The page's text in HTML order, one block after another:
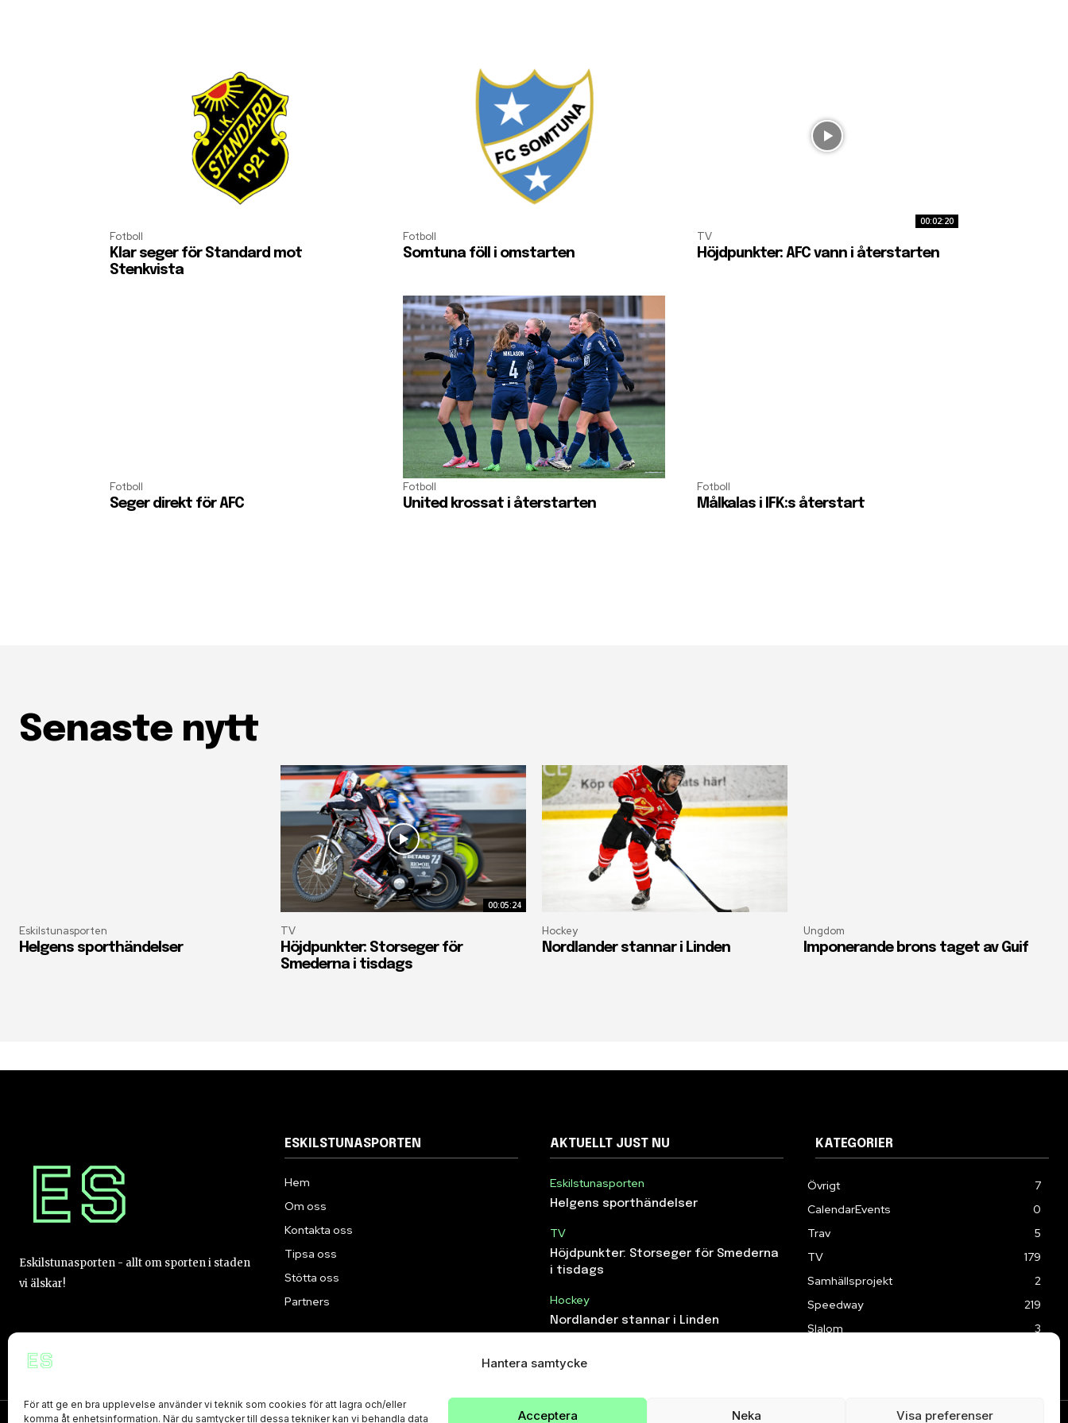
Hantera samtycke
För att ge en bra upplevelse använder vi teknik som cookies för att lagra och/eller
komma åt enhetsinformation. När du samtycker till dessa tekniker kan vi behandla data
Acceptera Neka Visa preferenser
Fotboll
Klar seger för Standard mot
Stenkvista
Fotboll
Somtuna föll i omstarten
00:02:20
TV
Höjdpunkter: AFC vann i återstarten
Fotboll
Seger direkt för AFC
Fotboll
United krossat i återstarten
Fotboll
Målkalas i IFK:s återstart
Senaste nytt
Eskilstunasporten
Helgens sporthändelser
00:05:24
TV
Höjdpunkter: Storseger för
Smederna i tisdags
Hockey
Nordlander stannar i Linden
Ungdom
Imponerande brons taget av Guif
Eskilstunasporten - allt om sporten i staden
vi älskar!
ESKILSTUNASPORTEN
Hem
Om oss
Kontakta oss
Tipsa oss
Stötta oss
Partners
AKTUELLT JUST NU
Eskilstunasporten
Helgens sporthändelser
TV
Höjdpunkter: Storseger för Smederna
i tisdags
Hockey
Nordlander stannar i Linden
KATEGORIER
Övrigt
7
CalendarEvents
0
Trav
5
TV
179
Samhällsprojekt
2
Speedway
219
Slalom
3